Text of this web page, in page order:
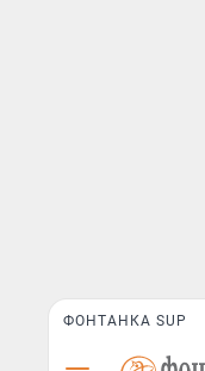
ФОНТАНКА SUP